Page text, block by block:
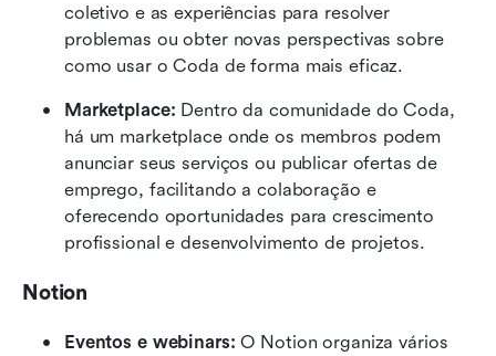
coletivo e as experiências para resolver
problemas ou obter novas perspectivas sobre
como usar o Coda de forma mais eficaz.
Marketplace: Dentro da comunidade do Coda,
há um marketplace onde os membros podem
anunciar seus serviços ou publicar ofertas de
emprego, facilitando a colaboração e
oferecendo oportunidades para crescimento
profissional e desenvolvimento de projetos.
Notion
Eventos e webinars: O Notion organiza vários